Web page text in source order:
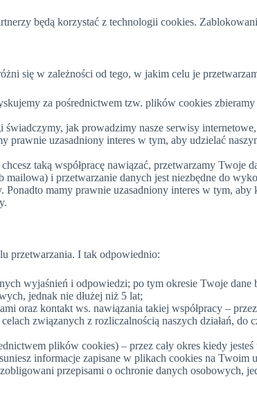
będą korzystać z technologii cookies.
się w zależności od tego, w jakim celu je
za pośrednictwem tzw. plików cookies
świadczymy, jak prowadzimy nasze serwisy
prawnie uzasadniony interes w tym, aby udzielać
taką współpracę nawiązać, przetwarzamy
i przetwarzanie danych jest niezbędne do
Ponadto mamy prawnie uzasadniony interes w tym,
przetwarzania. I tak odpowiednio:
wyjaśnień i odpowiedzi; po tym okresie Twoje
jednak nie dłużej niż 5 lat;
oraz kontakt ws. nawiązania takiej współpracy –
związanych z rozliczalnością naszych działań,
plików cookies) – przez cały okres kiedy
informacje zapisane w plikach cookies na
przepisami o ochronie danych osobowych,